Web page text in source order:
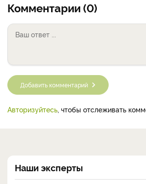
Комментарии (0)
Добавить комментарий
Авторизуйтесь, чтобы отслеживать
Наши эксперты